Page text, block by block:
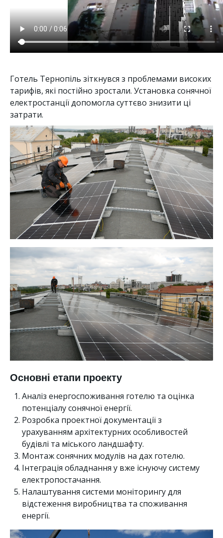
Готель Тернопіль зіткнувся з проблемами високих
тарифів, які постійно зростали. Установка сонячної
електростанції допомогла суттєво знизити ці
затрати.
Основні етапи проекту
Аналіз енергоспоживання готелю та оцінка
потенціалу сонячної енергії.
Розробка проектної документації з
урахуванням архітектурних особливостей
будівлі та міського ландшафту.
Монтаж сонячних модулів на дах готелю.
Інтеграція обладнання у вже існуючу систему
електропостачання.
Налаштування системи моніторингу для
відстеження виробництва та споживання
енергії.